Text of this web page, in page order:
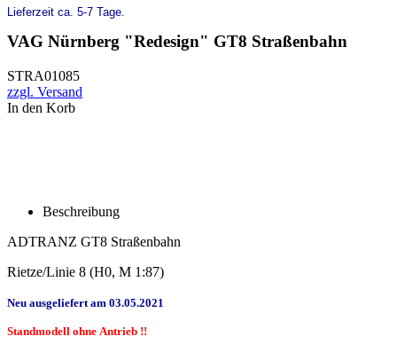
Lieferzeit ca. 5-7 Tage.
VAG Nürnberg "Redesign" GT8 Straßenbahn
STRA01085
zzgl. Versand
In den Korb
Beschreibung
ADTRANZ GT8 Straßenbahn
Rietze/Linie 8 (H0, M 1:87)
Neu ausgeliefert am 03.05.2021
Standmodell ohne Antrieb !!